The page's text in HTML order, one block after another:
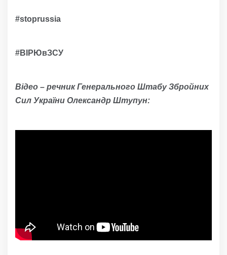
#stoprussia
#ВІРЮвЗСУ
Відео – речник Генерального Штабу Збройних
Сил України Олександр Штупун: